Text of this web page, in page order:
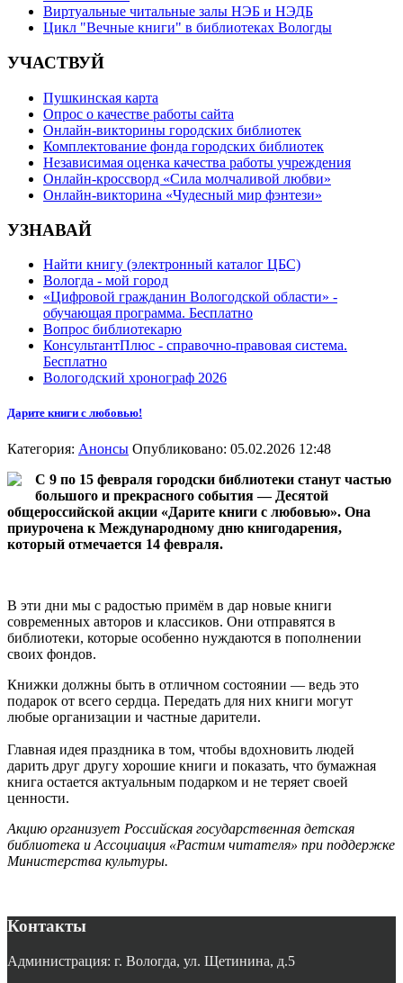
Виртуальные читальные залы НЭБ и НЭДБ
Цикл "Вечные книги" в библиотеках Вологды
УЧАСТВУЙ
Пушкинская карта
Опрос о качестве работы сайта
Онлайн-викторины городских библиотек
Комплектование фонда городских библиотек
Независимая оценка качества работы учреждения
Онлайн-кроссворд «Сила молчаливой любви»
Онлайн-викторина «Чудесный мир фэнтези»
УЗНАВАЙ
Найти книгу (электронный каталог ЦБС)
Вологда - мой город
«Цифровой гражданин Вологодской области» -
обучающая программа. Бесплатно
Вопрос библиотекарю
КонсультантПлюс - справочно-правовая система.
Бесплатно
Вологодский хронограф 2026
Дарите книги с любовью!
Категория: Анонсы Опубликовано: 05.02.2026 12:48
С 9 по 15 февраля городски библиотеки станут частью
большого и прекрасного события — Десятой
общероссийской акции «Дарите книги с любовью». Она
приурочена к Международному дню книгодарения,
который отмечается 14 февраля.
В эти дни мы с радостью примём в дар новые книги
современных авторов и классиков. Они отправятся в
библиотеки, которые особенно нуждаются в пополнении
своих фондов.
Книжки должны быть в отличном состоянии — ведь это
подарок от всего сердца. Передать для них книги могут
любые организации и частные дарители.
Главная идея праздника в том, чтобы вдохновить людей
дарить друг другу хорошие книги и показать, что бумажная
книга остается актуальным подарком и не теряет своей
ценности.
Акцию организует Российская государственная детская
библиотека и Ассоциация «Растим читателя» при поддержке
Министерства культуры.
Контакты
Администрация: г. Вологда, ул. Щетинина, д.5